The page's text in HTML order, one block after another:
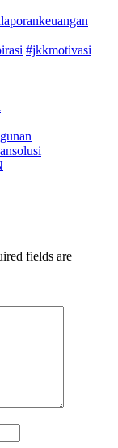
#jkkmotivasi
fields are